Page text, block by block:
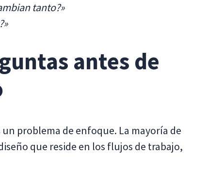
tanto?»
antes de
problema de enfoque. La mayoría de
que reside en los flujos de trabajo,